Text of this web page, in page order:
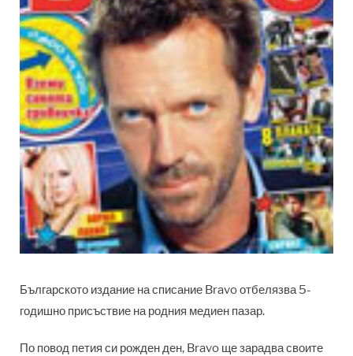
Българското издание на списание Bravo отбелязва 5-
годишно присъствие на родния медиен пазар.
По повод петия си рожден ден, Bravo ще зарадва своите